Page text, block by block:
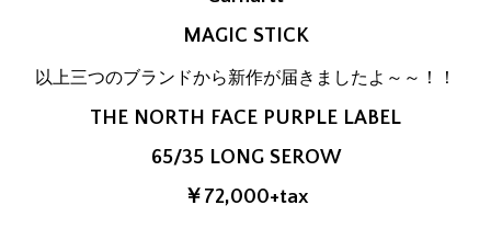
MAGIC STICK
以上三つのブランドから新作が届きましたよ～～！！
THE NORTH FACE PURPLE LABEL
65/35 LONG SEROW
￥72,000+tax